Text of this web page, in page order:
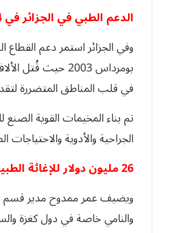
الدعم الطبي في الجزائر في 1994
في قلب المناطق المتضررة
تم بناء المخيمات القوية
الجراحية والأدوية
26 مليون دولار للإغاثة الطبية العاجلة خلال عام واحد!
ويضيف عمر ممدوح مدير قسم